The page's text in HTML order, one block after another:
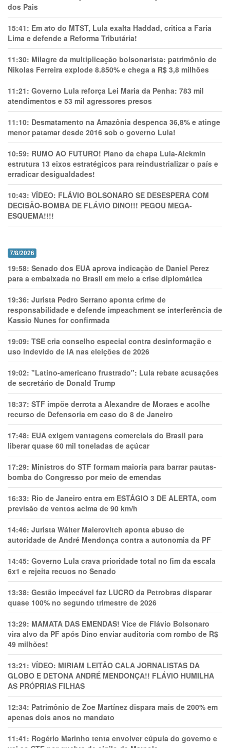
dos Pais
15:41: Em ato do MTST, Lula exalta Haddad, critica a Faria
Lima e defende a Reforma Tributária!
11:30: Milagre da multiplicação bolsonarista: patrimônio de
Nikolas Ferreira explode 8.850% e chega a R$ 3,8 milhões
11:21: Governo Lula reforça Lei Maria da Penha: 783 mil
atendimentos e 53 mil agressores presos
11:10: Desmatamento na Amazônia despenca 36,8% e atinge
menor patamar desde 2016 sob o governo Lula!
10:59: RUMO AO FUTURO! Plano da chapa Lula-Alckmin
estrutura 13 eixos estratégicos para reindustrializar o país e
erradicar desigualdades!
10:43: VÍDEO: FLÁVIO BOLSONARO SE DESESPERA COM
DECISÃO-BOMBA DE FLÁVIO DINO!!! PEGOU MEGA-
ESQUEMA!!!!
7/8/2026
19:58: Senado dos EUA aprova indicação de Daniel Perez
para a embaixada no Brasil em meio a crise diplomática
19:36: Jurista Pedro Serrano aponta crime de
responsabilidade e defende impeachment se interferência de
Kassio Nunes for confirmada
19:09: TSE cria conselho especial contra desinformação e
uso indevido de IA nas eleições de 2026
19:02: "Latino-americano frustrado": Lula rebate acusações
de secretário de Donald Trump
18:37: STF impõe derrota a Alexandre de Moraes e acolhe
recurso de Defensoria em caso do 8 de Janeiro
17:48: EUA exigem vantagens comerciais do Brasil para
liberar quase 60 mil toneladas de açúcar
17:29: Ministros do STF formam maioria para barrar pautas-
bomba do Congresso por meio de emendas
16:33: Rio de Janeiro entra em ESTÁGIO 3 DE ALERTA, com
previsão de ventos acima de 90 km/h
14:46: Jurista Wálter Maierovitch aponta abuso de
autoridade de André Mendonça contra a autonomia da PF
14:45: Governo Lula crava prioridade total no fim da escala
6x1 e rejeita recuos no Senado
13:38: Gestão impecável faz LUCRO da Petrobras disparar
quase 100% no segundo trimestre de 2026
13:29: MAMATA DAS EMENDAS! Vice de Flávio Bolsonaro
vira alvo da PF após Dino enviar auditoria com rombo de R$
49 milhões!
13:21: VÍDEO: MIRIAM LEITÃO CALA JORNALISTAS DA
GLOBO E DETONA ANDRÉ MENDONÇA!! FLÁVIO HUMILHA
AS PRÓPRIAS FILHAS
12:34: Patrimônio de Zoe Martínez dispara mais de 200% em
apenas dois anos no mandato
11:41: Rogério Marinho tenta envolver cúpula do governo e